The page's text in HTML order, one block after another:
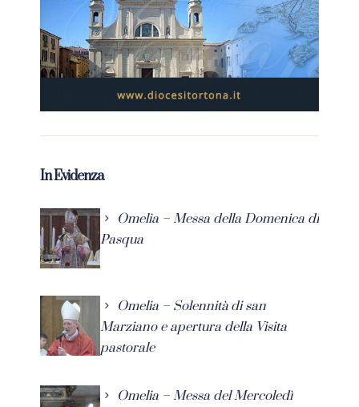
In Evidenza
Omelia – Messa della Domenica di
Pasqua
Omelia – Solennità di san
Marziano e apertura della Visita
pastorale
Omelia – Messa del Mercoledì